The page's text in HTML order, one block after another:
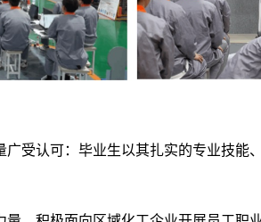
受认可：毕业生以其扎实的专业技